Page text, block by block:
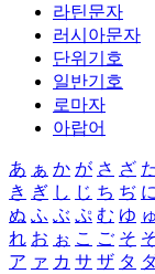
라틴문자
러시아문자
단위기호
일반기호
로마자
아랍어
あ ぁ か が さ ざ た
き ぎ し じ ち ぢ
ぬ ふ ぶ ぷ む ゆ ゅ
れ お ぉ こ ご そ
ア ァ カ サ ザ タ